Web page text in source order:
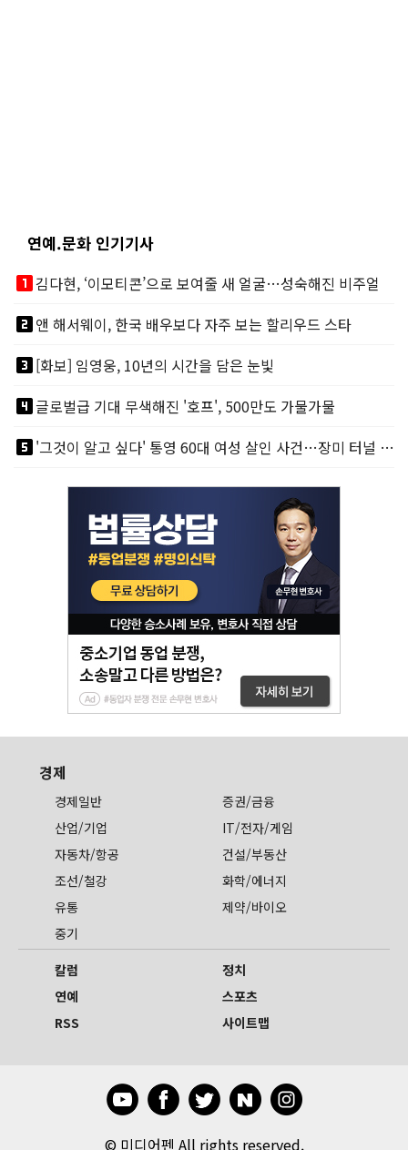
연예.문화 인기기사
looks_one김다현, ‘이모티콘’으로 보여줄 새 얼굴…성숙해진 비주얼
looks_two앤 해서웨이, 한국 배우보다 자주 보는 할리우드 스타
looks_3[화보] 임영웅, 10년의 시간을 담은 눈빛
looks_4글로벌급 기대 무색해진 '호프', 500만도 가물가물
looks_5
'그것이 알고 싶다' 통영 60대 여성 살인 사건…장미 터널 아래 킬러, 누구냐 넌?
경제
경제일반
증권/금융
산업/기업
IT/전자/게임
자동차/항공
건설/부동산
조선/철강
화학/에너지
유통
제약/바이오
중기
칼럼
정치
연예
스포츠
RSS
사이트맵
© 미디어펜 All rights reserved.